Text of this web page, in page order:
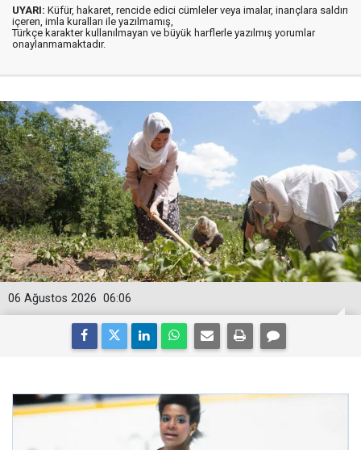
UYARI: Küfür, hakaret, rencide edici cümleler veya imalar, inançlara saldırı
içeren, imla kuralları ile yazılmamış,
Türkçe karakter kullanılmayan ve büyük harflerle yazılmış yorumlar
onaylanmamaktadır.
06:06
06 Ağustos 2026